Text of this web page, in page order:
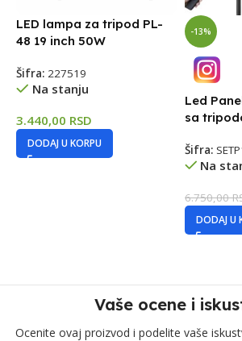
LED lampa za tripod PL-
48 19 inch 50W
Šifra: 227519
Na stanju
3.440,00 RSD
DODAJ U KORPU
-13%
Led
sa
Šifra:
Na
6.750,00
DODAJ U
Vaše ocene i
Ocenite ovaj proizvod i podelite vaše